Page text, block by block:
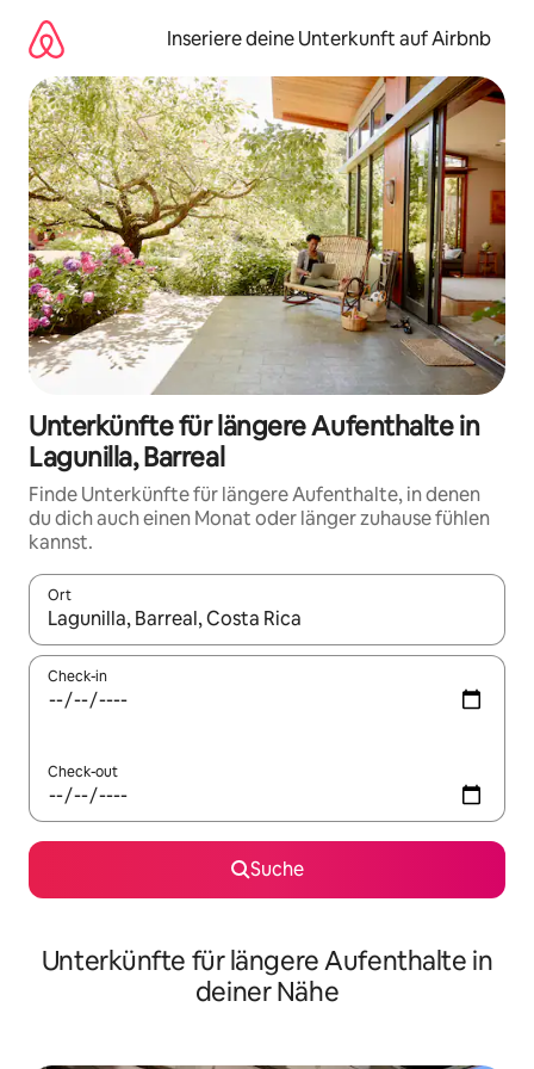
Inhalten
springen
Inseriere deine Unterkunft auf Airbnb
Unterkünfte für längere Aufenthalte in
Lagunilla, Barreal
Finde Unterkünfte für längere Aufenthalte, in denen
du dich auch einen Monat oder länger zuhause fühlen
kannst.
Ort
Wenn Ergebnisse verfügbar sind, navigiere mit den
Check-in
Check-out
Suche
Unterkünfte für längere Aufenthalte in
deiner Nähe